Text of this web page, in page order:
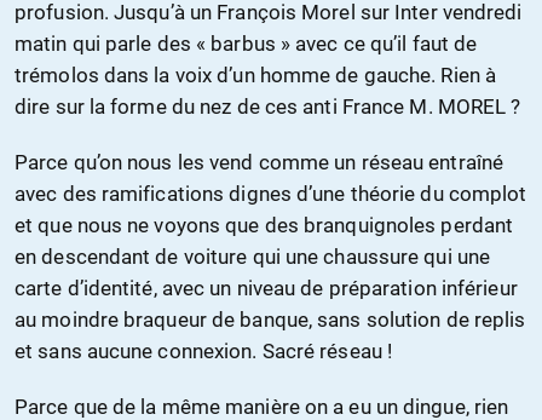
profusion. Jusqu’à un François Morel sur Inter vendredi
matin qui parle des « barbus » avec ce qu’il faut de
trémolos dans la voix d’un homme de gauche. Rien à
dire sur la forme du nez de ces anti France M. MOREL ?
Parce qu’on nous les vend comme un réseau entraîné
avec des ramifications dignes d’une théorie du complot
et que nous ne voyons que des branquignoles perdant
en descendant de voiture qui une chaussure qui une
carte d’identité, avec un niveau de préparation inférieur
au moindre braqueur de banque, sans solution de replis
et sans aucune connexion. Sacré réseau !
Parce que de la même manière on a eu un dingue, rien